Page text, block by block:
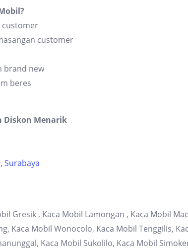
customer
customer
brand new
beres
Diskon Menarik
Surabaya
Gresik , Kaca Mobil Lamongan , Kaca Mobil
Kaca Mobil Wonocolo, Kaca Mobil Tenggilis,
Kaca Mobil Sukolilo, Kaca Mobil